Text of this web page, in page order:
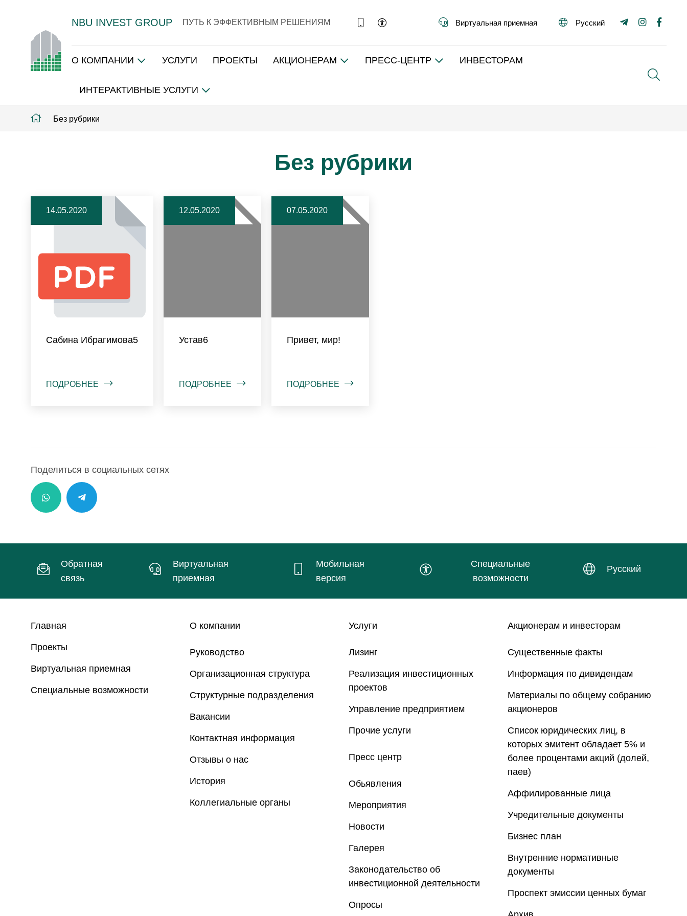
NBU INVEST GROUP ПУТЬ К ЭФФЕКТИВНЫМ РЕШЕНИЯМ Виртуальная приемная Русский
О КОМПАНИИ УСЛУГИ ПРОЕКТЫ АКЦИОНЕРАМ ПРЕСС-ЦЕНТР ИНВЕСТОРАМ
ИНТЕРАКТИВНЫЕ УСЛУГИ
Без рубрики
Без рубрики
14.05.2020
Сабина Ибрагимова5
ПОДРОБНЕЕ
12.05.2020
Устав6
ПОДРОБНЕЕ
07.05.2020
Привет, мир!
ПОДРОБНЕЕ
Поделиться в социальных сетях
Обратная
связь
Виртуальная
приемная
Мобильная
версия
Специальные
возможности
Русский
Главная
Проекты
Виртуальная приемная
Специальные возможности
О компании
Руководство
Организационная структура
Структурные подразделения
Вакансии
Контактная информация
Отзывы о нас
История
Коллегиальные органы
Услуги
Лизинг
Реализация инвестиционных
проектов
Управление предприятием
Прочие услуги
Пресс центр
Обьявления
Мероприятия
Новости
Галерея
Законодательство об
инвестиционной деятельности
Опросы
Акционерам и инвесторам
Существенные факты
Информация по дивидендам
Материалы по общему собранию
акционеров
Список юридических лиц, в
которых эмитент обладает 5% и
более процентами акций (долей,
паев)
Аффилированные лица
Учредительные документы
Бизнес план
Внутренние нормативные
документы
Проспект эмиссии ценных бумаг